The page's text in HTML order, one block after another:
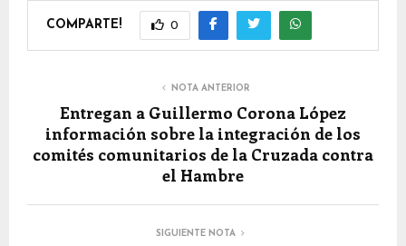
COMPARTE! 0
NOTA ANTERIOR
Entregan a Guillermo Corona López
información sobre la integración de los
comités comunitarios de la Cruzada contra
el Hambre
SIGUIENTE NOTA